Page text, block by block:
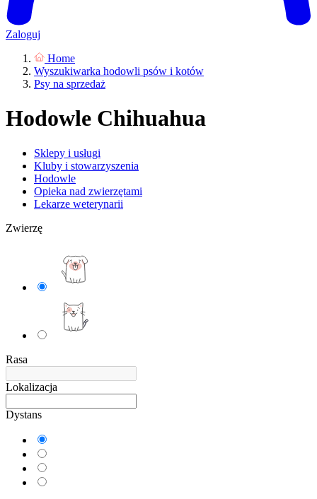
Zaloguj
Home
Wyszukiwarka hodowli psów i kotów
Psy na sprzedaż
Hodowle Chihuahua
Sklepy i usługi
Kluby i stowarzyszenia
Hodowle
Opieka nad zwierzętami
Lekarze weterynarii
Zwierzę
Rasa
Lokalizacja
Dystans